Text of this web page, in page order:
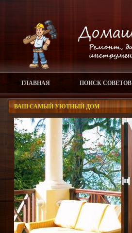
ГЛАВНАЯ ПОИСК СОВЕТОВ
ВАШ САМЫЙ УЮТНЫЙ ДОМ